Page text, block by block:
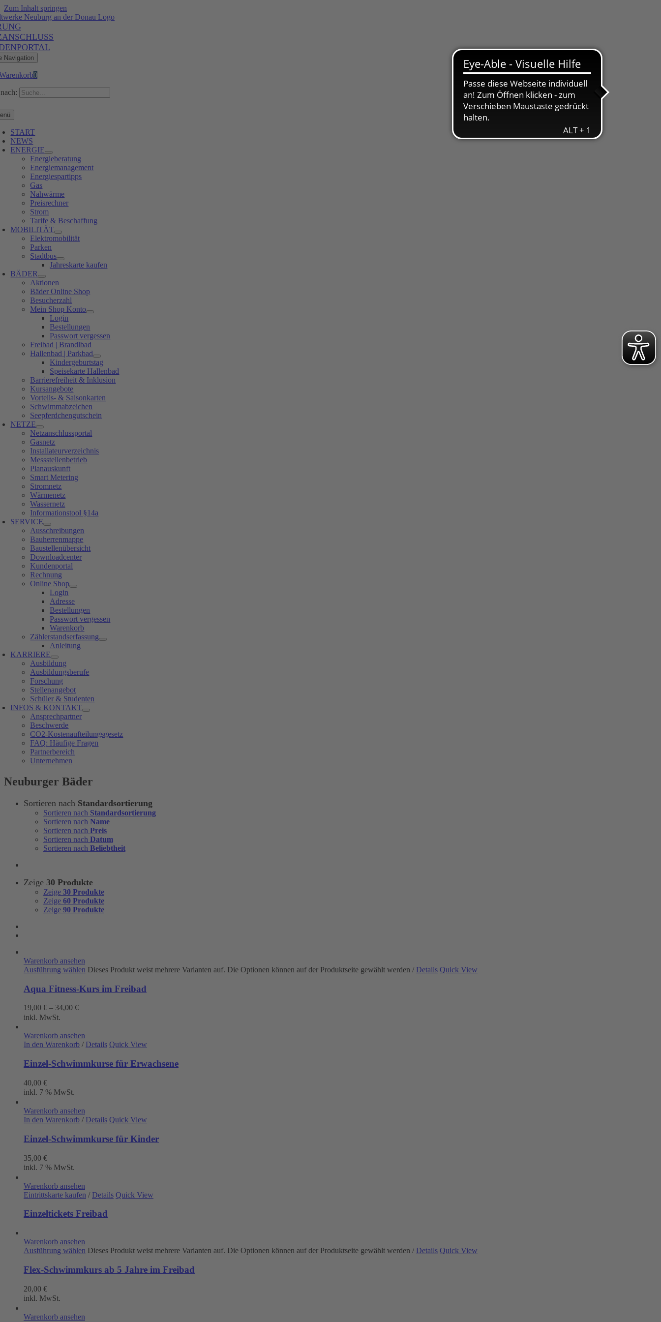
Zum Inhalt springen
Navigation
0
START
NEWS
ENERGIE
Energieberatung
Energiemanagement
Energiespartipps
Gas
Nahwärme
Preisrechner
Strom
Tarife & Beschaffung
MOBILITÄT
Elektromobilität
Parken
Stadtbus
Jahreskarte kaufen
BÄDER
Aktionen
Bäder Online Shop
Besucherzahl
Mein Shop Konto
Login
Bestellungen
Passwort vergessen
Freibad | Brandlbad
Hallenbad | Parkbad
Kindergeburtstag
Speisekarte Hallenbad
Barrierefreiheit & Inklusion
Kursangebote
Vorteils- & Saisonkarten
Schwimmabzeichen
Seepferdchengutschein
NETZE
Netzanschlussportal
Gasnetz
Installateurverzeichnis
Messstellenbetrieb
Planauskunft
Smart Metering
Stromnetz
Wärmenetz
Wassernetz
Informationstool §14a
SERVICE
Ausschreibungen
Bauherrenmappe
Baustellenübersicht
Downloadcenter
Kundenportal
Rechnung
Online Shop
Login
Adresse
Bestellungen
Passwort vergessen
Warenkorb
Zählerstandserfassung
Anleitung
KARRIERE
Ausbildung
Ausbildungsberufe
Forschung
Stellenangebot
Schüler & Studenten
INFOS & KONTAKT
Ansprechpartner
Beschwerde
CO2-Kostenaufteilungsgesetz
FAQ: Häufige Fragen
Partnerbereich
Unternehmen
Neuburger Bäder
Sortieren nach Standardsortierung
Sortieren nach Standardsortierung
Sortieren nach Name
Sortieren nach Preis
Sortieren nach Datum
Sortieren nach Beliebtheit
Zeige 30 Produkte
Zeige 30 Produkte
Zeige 60 Produkte
Zeige 90 Produkte
Warenkorb ansehen
Ausführung wählen Dieses Produkt weist mehrere Varianten auf. Die Optionen können auf der Produktseite gewählt werden / Details Quick View
Aqua Fitness-Kurs im Freibad
19,00 € – 34,00 €
inkl. MwSt.
Warenkorb ansehen
In den Warenkorb / Details Quick View
Einzel-Schwimmkurse für Erwachsene
40,00 €
inkl. 7 % MwSt.
Warenkorb ansehen
In den Warenkorb / Details Quick View
Einzel-Schwimmkurse für Kinder
35,00 €
inkl. 7 % MwSt.
Warenkorb ansehen
Eintrittskarte kaufen / Details Quick View
Einzeltickets Freibad
Warenkorb ansehen
Ausführung wählen Dieses Produkt weist mehrere Varianten auf. Die Optionen können auf der Produktseite gewählt werden / Details Quick View
Flex-Schwimmkurs ab 5 Jahre im Freibad
20,00 €
inkl. MwSt.
Warenkorb ansehen